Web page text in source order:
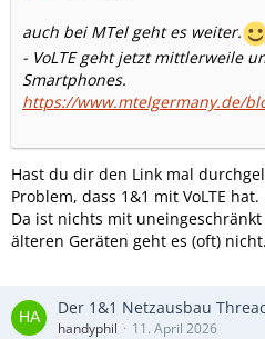
auch bei MTel geht es weiter.
- VoLTE geht jetzt mittlerweile
Smartphones.
https://www.mtelgermany.de/
Hast du dir den Link mal
Problem, dass 1&1 mit VoLTE hat.
Da ist nichts mit
älteren Geräten geht es (oft) nicht.
Der 1&1 Netzausbau
handyphil 11. April 2026